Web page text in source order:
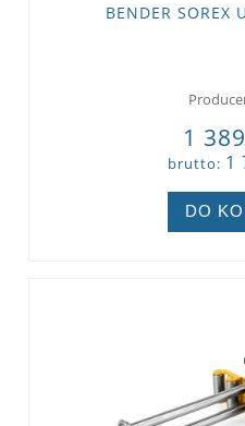
BENDER SOREX
1
brutto: 1
DO